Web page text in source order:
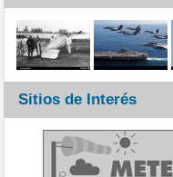
Sitios de Interés